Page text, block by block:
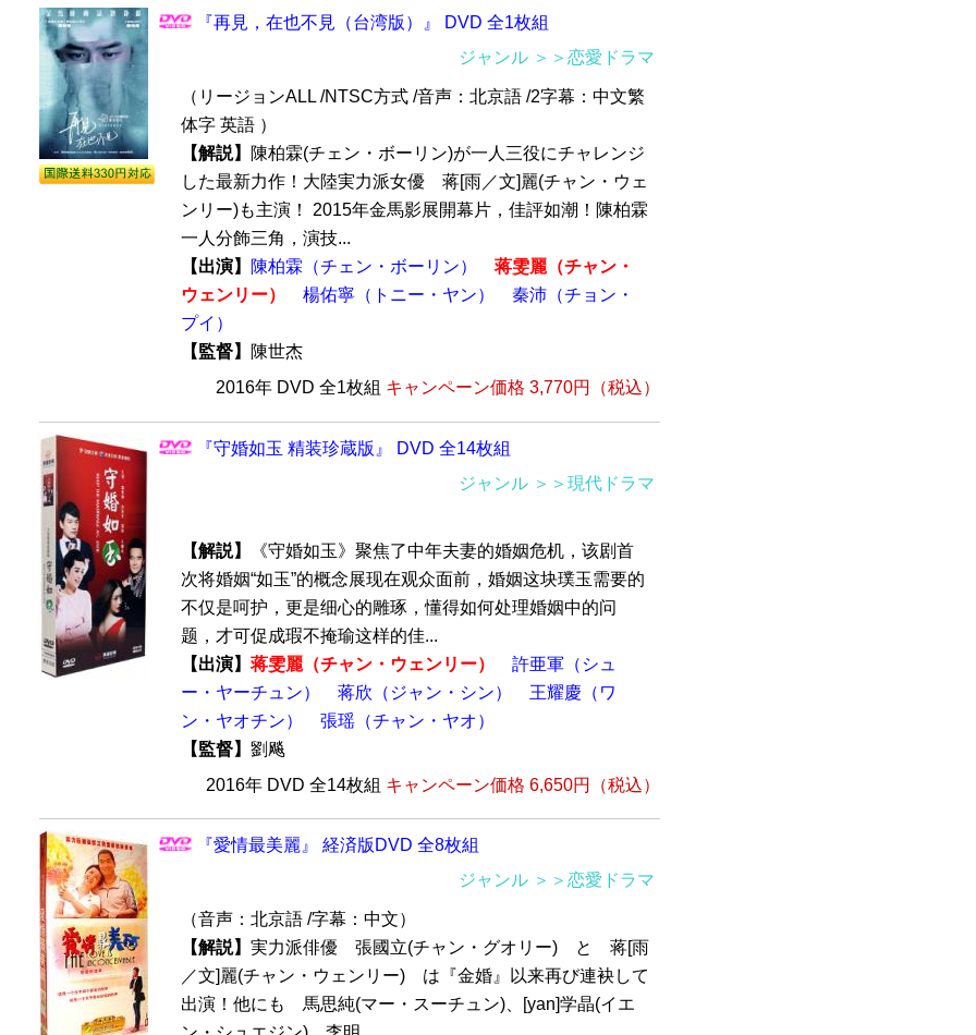
『再見，在也不見（台湾版）』 DVD 全1枚組
ジャンル ＞＞恋愛ドラマ
（リージョンALL /NTSC方式 /音声：北京語 /2字幕：中文繁
体字 英語 ）
【解説】
陳柏霖(チェン・ボーリン)が一人三役にチャレンジ
した最新力作！大陸実力派女優 蒋[雨／文]麗(チャン・ウェ
ンリー)も主演！ 2015年金馬影展開幕片，佳評如潮！陳柏霖
一人分飾三角，演技...
【出演】
陳柏霖（チェン・ボーリン）
蒋雯麗（チャン・
ウェンリー）
楊佑寧（トニー・ヤン）
秦沛（チョン・
プイ）
【監督】
陳世杰
2016年 DVD 全1枚組 キャンペーン価格 3,770円（税込）
『守婚如玉 精装珍蔵版』 DVD 全14枚組
ジャンル ＞＞現代ドラマ
【解説】
《守婚如玉》聚焦了中年夫妻的婚姻危机，该剧首
次将婚姻“如玉”的概念展现在观众面前，婚姻这块璞玉需要的
不仅是呵护，更是细心的雕琢，懂得如何处理婚姻中的问
题，才可促成瑕不掩瑜这样的佳...
【出演】 蒋雯麗（チャン・ウェンリー）
許亜軍（シュ
ー・ヤーチュン）
蒋欣（ジャン・シン）
王耀慶（ワ
ン・ヤオチン）
張瑶（チャン・ヤオ）
【監督】 劉飚
2016年 DVD 全14枚組 キャンペーン価格 6,650円（税込）
『愛情最美麗』 経済版DVD 全8枚組
ジャンル ＞＞恋愛ドラマ
（音声：北京語 /字幕：中文）
【解説】 実力派俳優 張國立(チャン・グオリー) と 蒋[雨
／文]麗(チャン・ウェンリー) は『金婚』以来再び連袂して
出演！他にも 馬思純(マー・スーチュン)、[yan]学晶(イエ